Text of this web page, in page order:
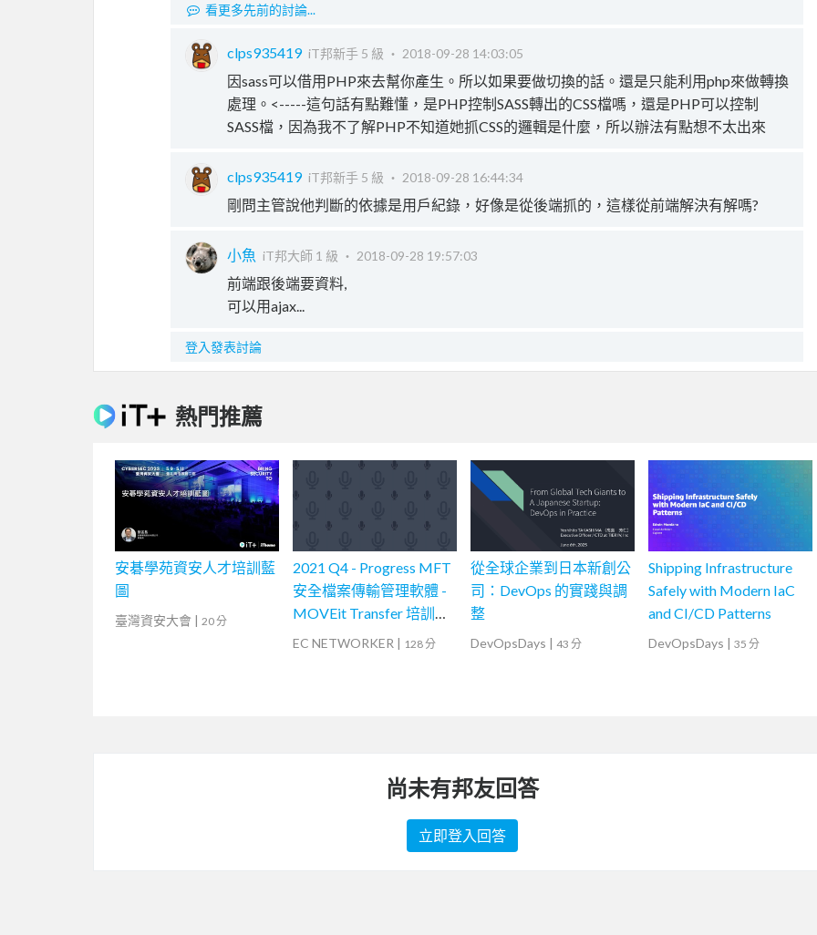
看更多先前的討論...
clps935419 iT邦新手 5 級 ‧ 2018-09-28 14:03:05
因sass可以借用PHP來去幫你產生。所以如果要做切換的話。還是只能利用php來做轉換
處理。<-----這句話有點難懂，是PHP控制SASS轉出的CSS檔嗎，還是PHP可以控制
SASS檔，因為我不了解PHP不知道她抓CSS的邏輯是什麼，所以辦法有點想不太出來
clps935419 iT邦新手 5 級 ‧ 2018-09-28 16:44:34
剛問主管說他判斷的依據是用戶紀錄，好像是從後端抓的，這樣從前端解決有解嗎?
小魚 iT邦大師 1 級 ‧ 2018-09-28 19:57:03
前端跟後端要資料,
可以用ajax...
登入發表討論
熱門推薦
安碁學苑資安人才培訓藍
圖
臺灣資安大會 | 20 分
2021 Q4 - Progress MFT
安全檔案傳輸管理軟體 -
MOVEit Transfer 培訓課
程 (1)
EC NETWORKER | 128 分
從全球企業到日本新創公
司：DevOps 的實踐與調
整
DevOpsDays | 43 分
Shipping Infrastructure
Safely with Modern IaC
and CI/CD Patterns
DevOpsDays | 35 分
尚未有邦友回答
立即登入回答